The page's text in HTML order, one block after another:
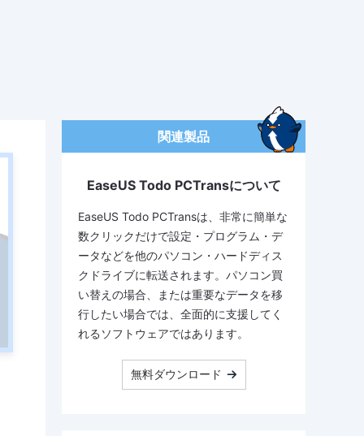
関連製品
EaseUS Todo PCTransについて
EaseUS Todo PCTransは、非常に簡単な
数クリックだけで設定・プログラム・デ
ータなどを他のパソコン・ハードディス
クドライブに転送されます。パソコン買
い替えの場合、または重要なデータを移
行したい場合では、全面的に支援してく
れるソフトウェアではあります。
無料ダウンロード